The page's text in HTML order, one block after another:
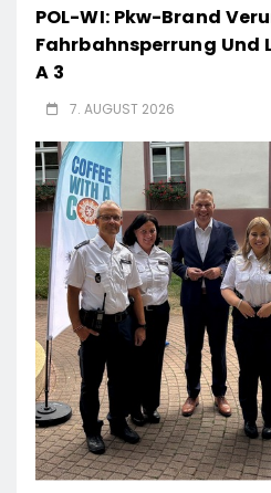
POL-WI: Pkw-Brand
Fahrbahnsperrung Und
A 3
7. AUGUST 2026